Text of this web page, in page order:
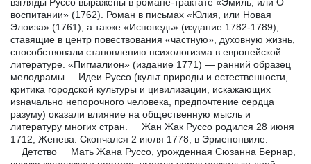
воспитании» (1762). Роман в письмах «Юлия, или Новая
Элоиза» (1761), а также «Исповедь» (издание 1782-1789),
ставящие в центр повествования «частную», духовную жизнь,
способствовали становлению психологизма в европейской
литературе. «Пигмалион» (издание 1771) — ранний образец
мелодрамы. Идеи Руссо (культ природы и естественности,
критика городской культуры и цивилизации, искажающих
изначально непорочного человека, предпочтение сердца
разуму) оказали влияние на общественную мысль и
литературу многих стран. Жан Жак Руссо родился 28 июня
1712, Женева. Скончался 2 июля 1778, в Эрменонвиле.
Детство Мать Жана Руссо, урожденная Сюзанна Бернар,